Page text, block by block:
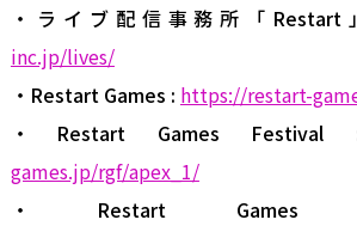
・ライブ配信事務所「Restart
inc.jp/lives/
・Restart Games : https://restart-
・Restart Games
games.jp/rgf/apex_1/
・Restart Games